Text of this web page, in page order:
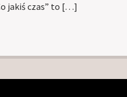
jakiś czas” to […]